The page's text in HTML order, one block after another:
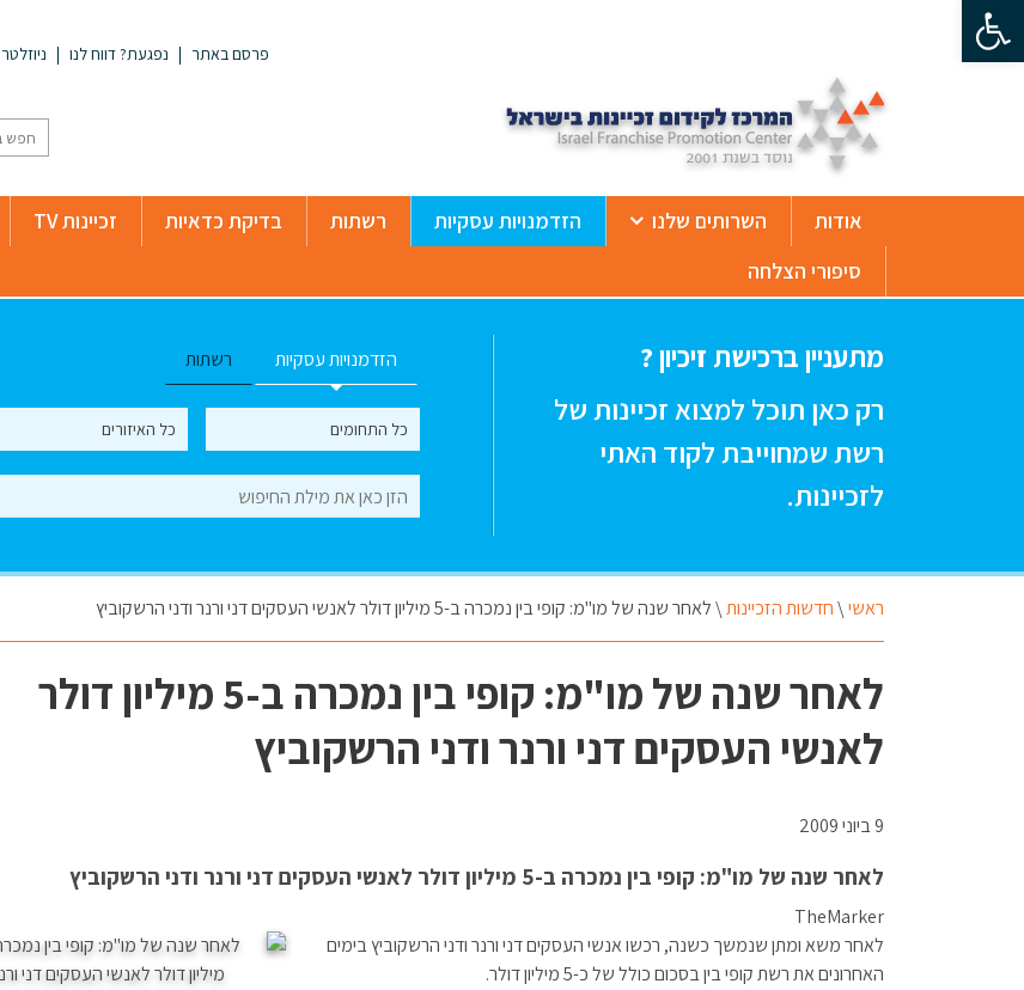
פתח סרגל נגישות
פרסם באתר נפגעת? דווח לנו ניוזלטר
אודות השרותים שלנו הזדמנויות עסקיות רשתות בדיקת כדאיות זכיינות TV
סיפורי הצלחה
מתעניין ברכישת זיכיון ?
רק כאן תוכל למצוא זכיינות של
רשת שמחוייבת לקוד האתי
לזכיינות.
הזדמנויות עסקיות רשתות
ראשי\חדשות הזכיינות\לאחר שנה של מו"מ: קופי בין נמכרה ב-5 מיליון דולר לאנשי העסקים דני ורנר ודני הרשקוביץ
לאחר שנה של מו"מ: קופי בין נמכרה ב-5 מיליון דולר
לאנשי העסקים דני ורנר ודני הרשקוביץ
9 ביוני 2009
לאחר שנה של מו"מ: קופי בין נמכרה ב-5 מיליון דולר לאנשי העסקים דני ורנר ודני הרשקוביץ
TheMarker
לאחר משא ומתן שנמשך כשנה, רכשו אנשי העסקים דני ורנר ודני הרשקוביץ בימים
האחרונים את רשת קופי בין בסכום כולל של כ-5 מיליון דולר.